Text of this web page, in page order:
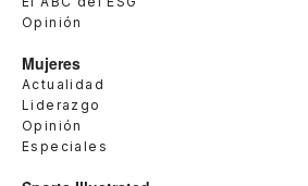
Opinión
Mujeres
Actualidad
Liderazgo
Opinión
Especiales